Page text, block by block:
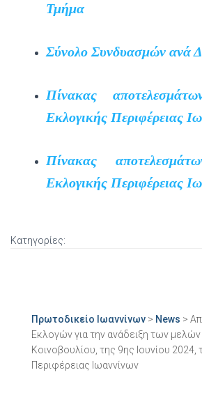
Τμήμα
Σύνολο Συνδυασμών ανά
Πίνακας
Εκλογικής Περιφέρειας
Πίνακας
Εκλογικής Περιφέρειας
Κατηγορίες:
Πρωτοδικείο Ιωαννίνων > News >
Εκλογών για την ανάδειξη των
Κοινοβουλίου, της 9ης Ιουνίου 2024,
Περιφέρειας Ιωαννίνων